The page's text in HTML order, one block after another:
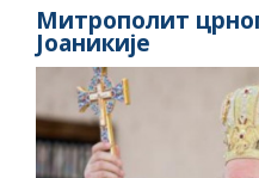
Митрополит
Јоаникије